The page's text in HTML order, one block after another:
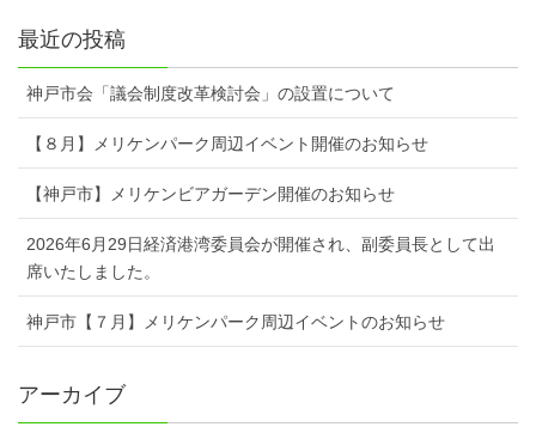
最近の投稿
神戸市会「議会制度改革検討会」の設置について
【８月】メリケンパーク周辺イベント開催のお知らせ
【神戸市】メリケンビアガーデン開催のお知らせ
2026年6月29日経済港湾委員会が開催され、副委員長として出
席いたしました。
神戸市【７月】メリケンパーク周辺イベントのお知らせ
アーカイブ